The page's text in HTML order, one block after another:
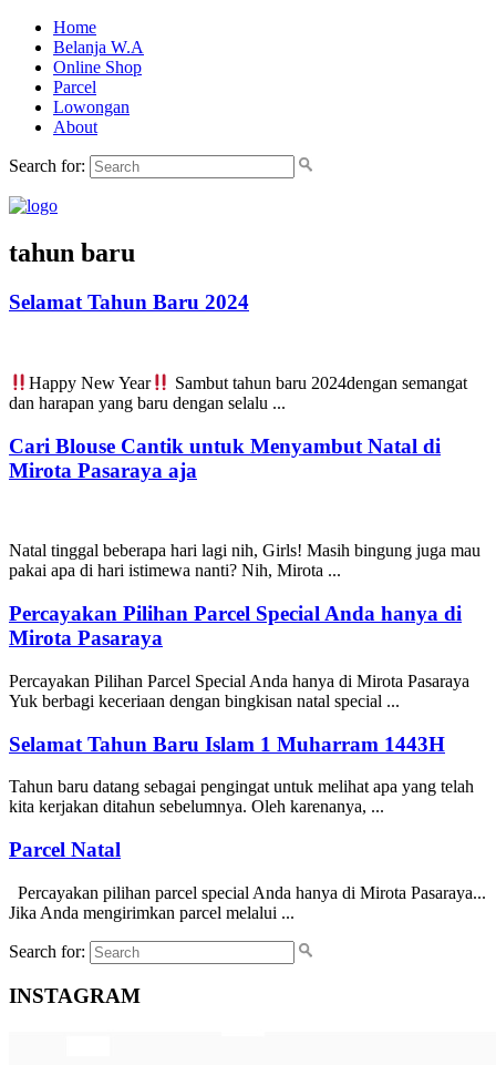
Home
Belanja W.A
Online Shop
Parcel
Lowongan
About
Search for:
tahun baru
Selamat Tahun Baru 2024
Happy New Year
Sambut tahun baru 2024dengan semangat
dan harapan yang baru dengan selalu ...
Cari Blouse Cantik untuk Menyambut Natal di
Mirota Pasaraya aja
Natal tinggal beberapa hari lagi nih, Girls! Masih bingung juga mau
pakai apa di hari istimewa nanti? Nih, Mirota ...
Percayakan Pilihan Parcel Special Anda hanya di
Mirota Pasaraya
Percayakan Pilihan Parcel Special Anda hanya di Mirota Pasaraya
Yuk berbagi keceriaan dengan bingkisan natal special ...
Selamat Tahun Baru Islam 1 Muharram 1443H
Tahun baru datang sebagai pengingat untuk melihat apa yang telah
kita kerjakan ditahun sebelumnya. Oleh karenanya, ...
Parcel Natal
Percayakan pilihan parcel special Anda hanya di Mirota Pasaraya...
Jika Anda mengirimkan parcel melalui ...
Search for:
INSTAGRAM